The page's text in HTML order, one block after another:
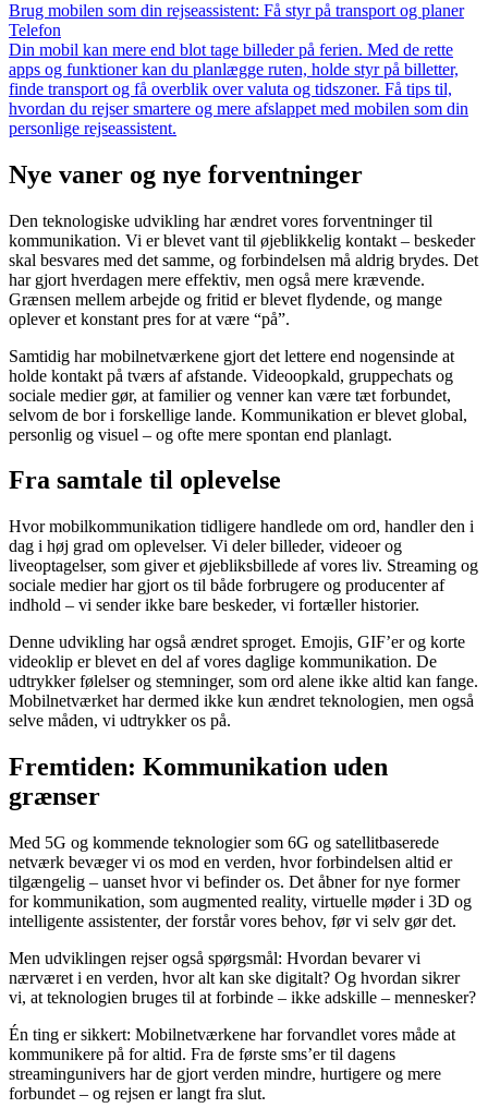
Brug mobilen som din rejseassistent: Få styr på transport og planer
Telefon
Din mobil kan mere end blot tage billeder på ferien. Med de rette
apps og funktioner kan du planlægge ruten, holde styr på billetter,
finde transport og få overblik over valuta og tidszoner. Få tips til,
hvordan du rejser smartere og mere afslappet med mobilen som din
personlige rejseassistent.
Nye vaner og nye forventninger
Den teknologiske udvikling har ændret vores forventninger til
kommunikation. Vi er blevet vant til øjeblikkelig kontakt – beskeder
skal besvares med det samme, og forbindelsen må aldrig brydes. Det
har gjort hverdagen mere effektiv, men også mere krævende.
Grænsen mellem arbejde og fritid er blevet flydende, og mange
oplever et konstant pres for at være “på”.
Samtidig har mobilnetværkene gjort det lettere end nogensinde at
holde kontakt på tværs af afstande. Videoopkald, gruppechats og
sociale medier gør, at familier og venner kan være tæt forbundet,
selvom de bor i forskellige lande. Kommunikation er blevet global,
personlig og visuel – og ofte mere spontan end planlagt.
Fra samtale til oplevelse
Hvor mobilkommunikation tidligere handlede om ord, handler den i
dag i høj grad om oplevelser. Vi deler billeder, videoer og
liveoptagelser, som giver et øjebliksbillede af vores liv. Streaming og
sociale medier har gjort os til både forbrugere og producenter af
indhold – vi sender ikke bare beskeder, vi fortæller historier.
Denne udvikling har også ændret sproget. Emojis, GIF’er og korte
videoklip er blevet en del af vores daglige kommunikation. De
udtrykker følelser og stemninger, som ord alene ikke altid kan fange.
Mobilnetværket har dermed ikke kun ændret teknologien, men også
selve måden, vi udtrykker os på.
Fremtiden: Kommunikation uden
grænser
Med 5G og kommende teknologier som 6G og satellitbaserede
netværk bevæger vi os mod en verden, hvor forbindelsen altid er
tilgængelig – uanset hvor vi befinder os. Det åbner for nye former
for kommunikation, som augmented reality, virtuelle møder i 3D og
intelligente assistenter, der forstår vores behov, før vi selv gør det.
Men udviklingen rejser også spørgsmål: Hvordan bevarer vi
nærværet i en verden, hvor alt kan ske digitalt? Og hvordan sikrer
vi, at teknologien bruges til at forbinde – ikke adskille – mennesker?
Én ting er sikkert: Mobilnetværkene har forvandlet vores måde at
kommunikere på for altid. Fra de første sms’er til dagens
streamingunivers har de gjort verden mindre, hurtigere og mere
forbundet – og rejsen er langt fra slut.